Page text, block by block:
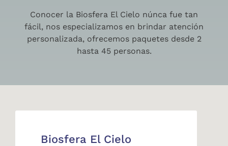
Conocer la Biosfera El Cielo núnca fue tan
fácil, nos especializamos en brindar atención
personalizada, ofrecemos paquetes desde 2
hasta 45 personas.
Biosfera El Cielo